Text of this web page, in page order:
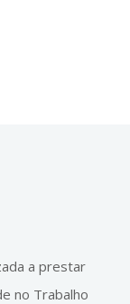
a prestar
no Trabalho